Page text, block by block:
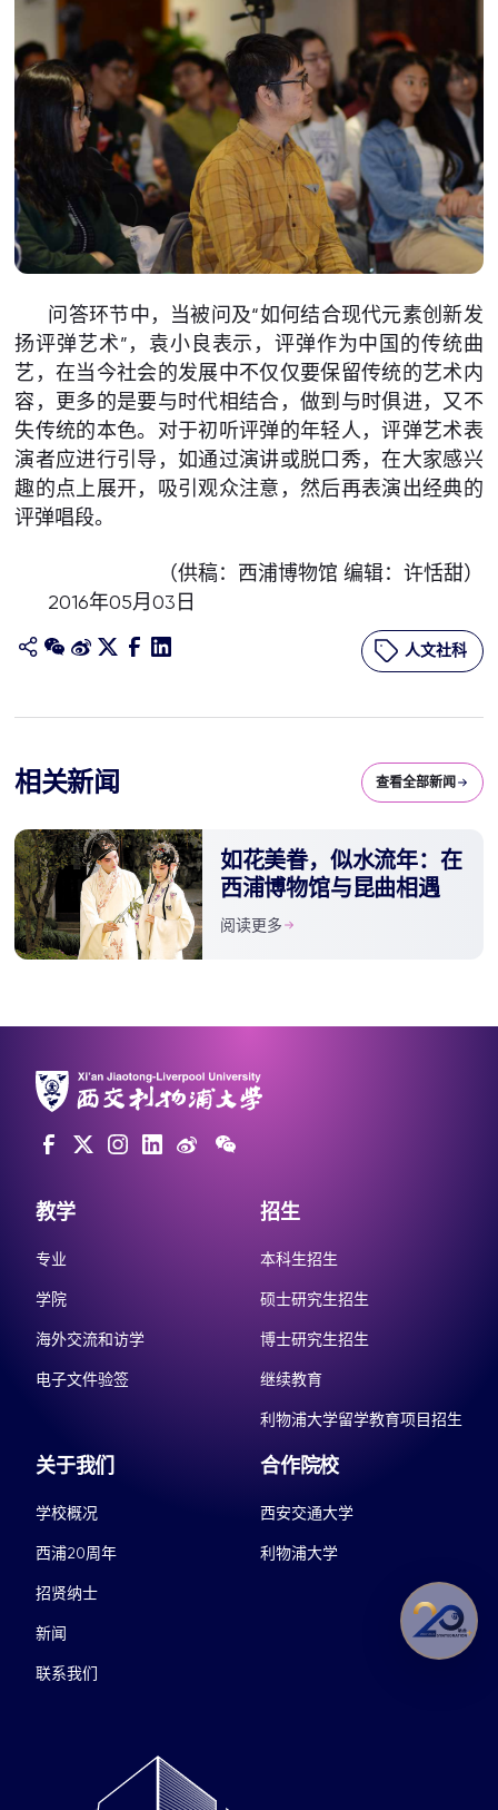
问答环节中，当被问及“如何结合现代元素创新发
扬评弹艺术”，袁小良表示，评弹作为中国的传统曲
艺，在当今社会的发展中不仅仅要保留传统的艺术内
容，更多的是要与时代相结合，做到与时俱进，又不
失传统的本色。对于初听评弹的年轻人，评弹艺术表
演者应进行引导，如通过演讲或脱口秀，在大家感兴
趣的点上展开，吸引观众注意，然后再表演出经典的
评弹唱段。
（供稿：西浦博物馆 编辑：许恬甜）
2016年05月03日
人文社科
相关新闻 查看全部新闻
如花美眷，似水流年：在
西浦博物馆与昆曲相遇
阅读更多
教学
专业
学院
海外交流和访学
电子文件验签
招生
本科生招生
硕士研究生招生
博士研究生招生
继续教育
利物浦大学留学教育项目招生
关于我们
学校概况
西浦20周年
招贤纳士
新闻
联系我们
合作院校
西安交通大学
利物浦大学